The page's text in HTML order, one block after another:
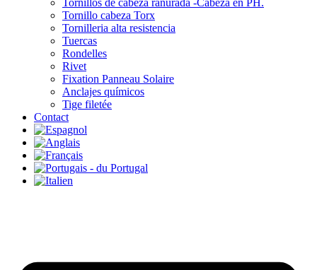
Tornillo cabeza Torx
Tornilleria alta resistencia
Tuercas
Rondelles
Rivet
Fixation Panneau Solaire
Anclajes químicos
Tige filetée
Contact